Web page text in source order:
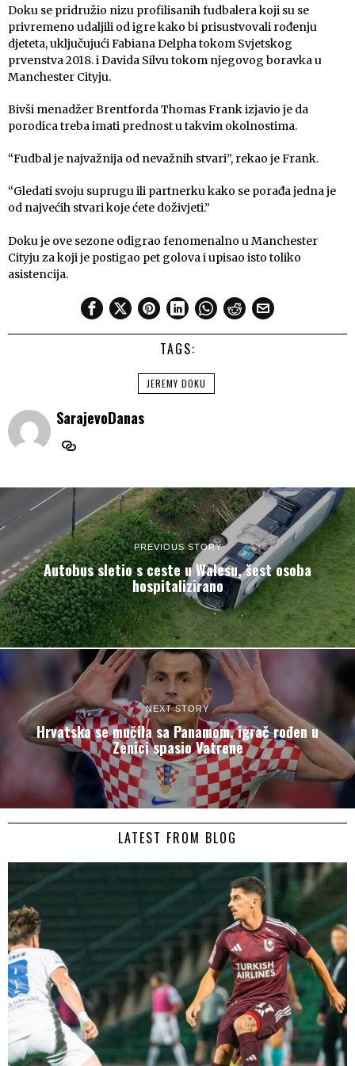
Doku se pridružio nizu profilisanih fudbalera koji su se
privremeno udaljili od igre kako bi prisustvovali rođenju
djeteta, uključujući Fabiana Delpha tokom Svjetskog
prvenstva 2018. i Davida Silvu tokom njegovog boravka u
Manchester Cityju.
Bivši menadžer Brentforda Thomas Frank izjavio je da
porodica treba imati prednost u takvim okolnostima.
“Fudbal je najvažnija od nevažnih stvari”, rekao je Frank.
“Gledati svoju suprugu ili partnerku kako se porađa jedna je
od najvećih stvari koje ćete doživjeti.”
Doku je ove sezone odigrao fenomenalno u Manchester
Cityju za koji je postigao pet golova i upisao isto toliko
asistencija.
TAGS:
JEREMY DOKU
SarajevoDanas
PREVIOUS STORY
Autobus sletio s ceste u Walesu, šest osoba
hospitalizirano
NEXT STORY
Hrvatska se mučila sa Panamom, igrač rođen u
Zenici spasio Vatrene
LATEST FROM BLOG